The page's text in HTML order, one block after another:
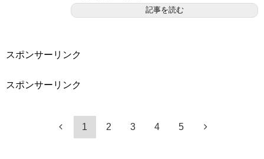
記事を読む
スポンサーリンク
スポンサーリンク
1 2 3 4 5